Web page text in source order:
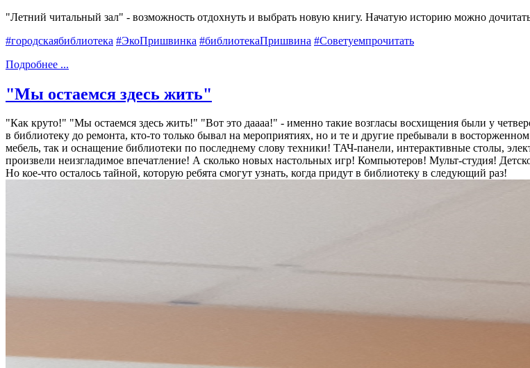
"Летний читальный зал" - возможность отдохнуть и выбрать новую книгу. Начатую историю можно
#городскаябиблиотека #ЭкоПришвинка #библиотекаПришвина #Советуемпрочитать
Подробнее ...
"Мы остаемся здесь жить"
"Как круто!" "Мы остаемся здесь жить!" "Вот это даааа!" - именно такие возгласы восхищения были у
в библиотеку до ремонта, кто-то только бывал на мероприятиях, но и те и другие пребывали в
мебель, так и оснащение библиотеки по последнему слову техники! ТАЧ-панели, интерактивные столы,
произвели неизгладимое впечатление! А сколько новых настольных игр! Компьютеров! Мульт-студия!
Но кое-что осталось тайной, которую ребята смогут узнать, когда придут в библиотеку в следующий раз!